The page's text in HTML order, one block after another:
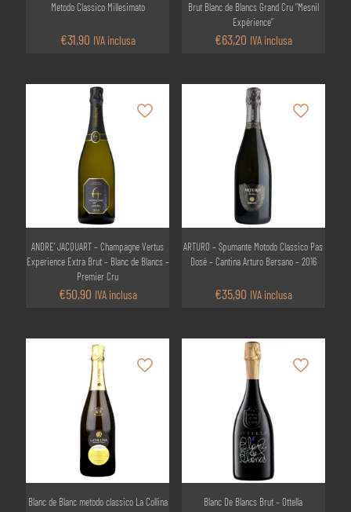
Metodo Classico Millesimato
€31,90 IVA inclusa
Brut Blanc de Blancs Grand Cru “Mesnil
Expérience”
€63,20 IVA inclusa
ANDRE’ JACQUART – Champagne Vertus
Experience Extra Brut – Blanc de Blancs –
Premier Cru
€50,90 IVA inclusa
ARTURO – Spumante Motodo Classico Pas
Dosé – Cantina Arturo Bersano – 2016
€35,90 IVA inclusa
Blanc de Blanc metodo classico La Collina Blanc De Blancs Brut – Ottella